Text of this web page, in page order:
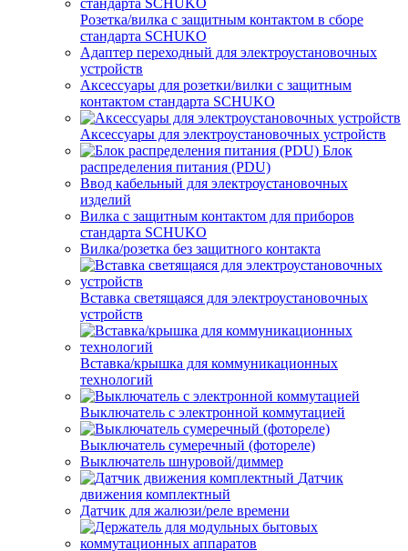
Розетка/вилка с защитным контактом в сборе
стандарта SCHUKO
Адаптер переходный для электроустановочных
устройств
Аксессуары для розетки/вилки с защитным
контактом стандарта SCHUKO
Аксессуары для электроустановочных устройств
Блок
распределения питания (PDU)
Ввод кабельный для электроустановочных
изделий
Вилка с защитным контактом для приборов
стандарта SCHUKO
Вилка/розетка без защитного контакта
Вставка светящаяся для электроустановочных
устройств
Вставка/крышка для коммуникационных
технологий
Выключатель с электронной коммутацией
Выключатель сумеречный (фотореле)
Выключатель шнуровой/диммер
Датчик
движения комплектный
Датчик для жалюзи/реле времени